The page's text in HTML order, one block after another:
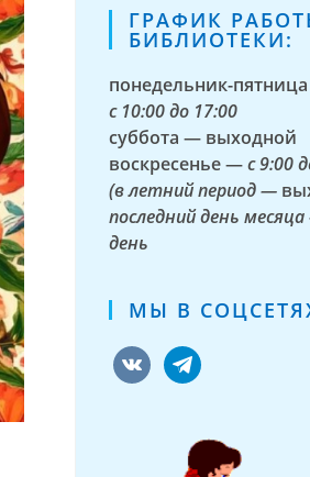
ГРАФИК
БИБЛИОТЕКИ:
понедельник-
с 10:00 до 17:00
суббота — выходной
воскресенье —с 9:00
(в летний период —
последний день
день
МЫ В
vkontaktetelegram